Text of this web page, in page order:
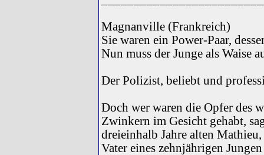
Magnanville (Frankreich)
Sie waren ein Power-Paar,
Nun muss der Junge als Waise
Der Polizist, beliebt und
Doch wer waren die Opfer des
Zwinkern im Gesicht gehabt,
dreieinhalb Jahre alten
Vater eines zehnjährigen